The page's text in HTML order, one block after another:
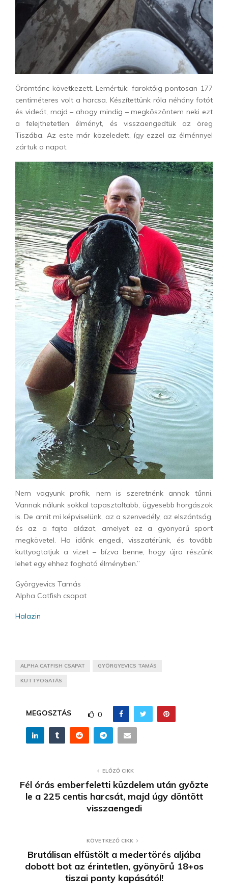
Örömtánc következett. Lemértük: faroktőig pontosan 177
centiméteres volt a harcsa. Készítettünk róla néhány fotót
és videót, majd – ahogy mindig – megköszöntem neki ezt
a felejthetetlen élményt, és visszaengedtük az öreg
Tiszába. Az este már közeledett, így ezzel az élménnyel
zártuk a napot.
Nem vagyunk profik, nem is szeretnénk annak tűnni.
Vannak nálunk sokkal tapasztaltabb, ügyesebb horgászok
is. De amit mi képviselünk, az a szenvedély, az elszántság,
és az a fajta alázat, amelyet ez a gyönyörű sport
megkövetel. Ha időnk engedi, visszatérünk, és tovább
kuttyogtatjuk a vizet – bízva benne, hogy újra részünk
lehet egy ehhez fogható élményben.”
Györgyevics Tamás
Alpha Catfish csapat
Halazin
ALPHA CATFISH CSAPAT GYÖRGYEVICS TAMÁS
KUTTYOGATÁS
MEGOSZTÁS 0
ELŐZŐ CIKK
Fél órás emberfeletti küzdelem után győzte
le a 225 centis harcsát, majd úgy döntött
visszaengedi
KÖVETKEZŐ CIKK
Brutálisan elfüstölt a medertörés aljába
dobott bot az érintetlen, gyönyörű 18+os
tiszai ponty kapásától!